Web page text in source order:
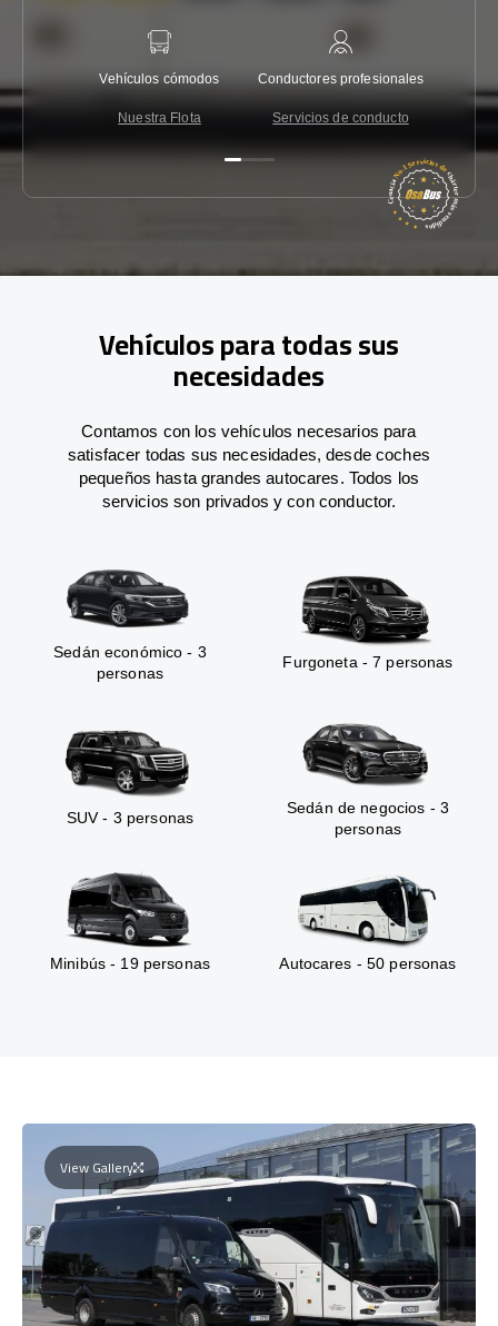
Vehículos cómodos
Nuestra Flota
Conductores profesionales
Servicios de conducto
Vehículos para todas sus
necesidades
Contamos con los vehículos necesarios para
satisfacer todas sus necesidades, desde coches
pequeños hasta grandes autocares. Todos los
servicios son privados y con conductor.
Sedán económico - 3
personas
Furgoneta - 7 personas
SUV - 3 personas
Sedán de negocios - 3
personas
Minibús - 19 personas Autocares - 50 personas
View Gallery